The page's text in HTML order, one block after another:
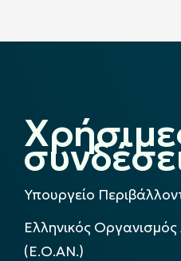
Υπουργείο
Ελληνικός
(Ε.Ο.ΑΝ.)